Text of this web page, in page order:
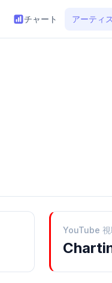
チャート アーティ
YouTube 視